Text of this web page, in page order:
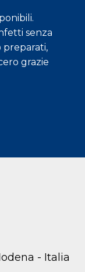
senza
preparati,
grazie
- Italia